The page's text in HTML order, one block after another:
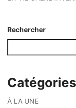
Rechercher
Catégories
À LA UNE